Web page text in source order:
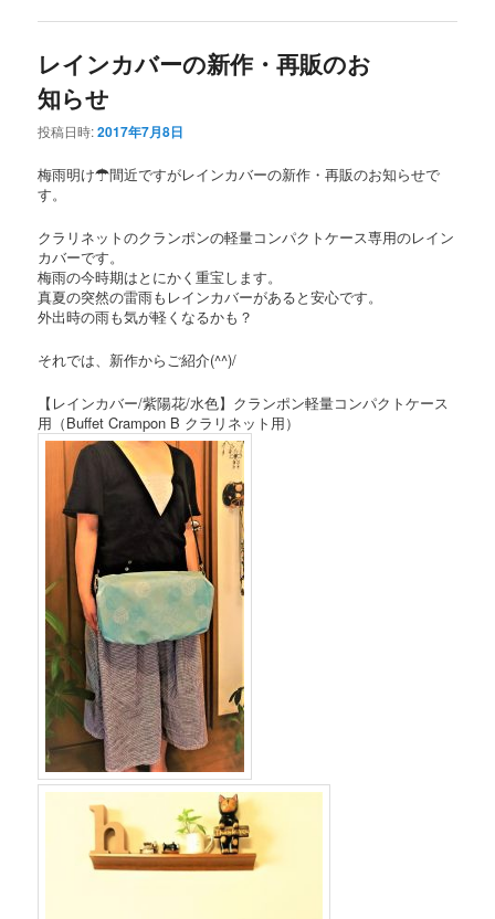
レインカバーの新作・再販のお
知らせ
投稿日時:2017年7月8日
梅雨明け☂間近ですがレインカバーの新作・再販のお知らせで
す。
クラリネットのクランポンの軽量コンパクトケース専用のレイン
カバーです。
梅雨の今時期はとにかく重宝します。
真夏の突然の雷雨もレインカバーがあると安心です。
外出時の雨も気が軽くなるかも？
それでは、新作からご紹介(^^)/
【レインカバー/紫陽花/水色】クランポン軽量コンパクトケース
用（Buffet Crampon B クラリネット用）